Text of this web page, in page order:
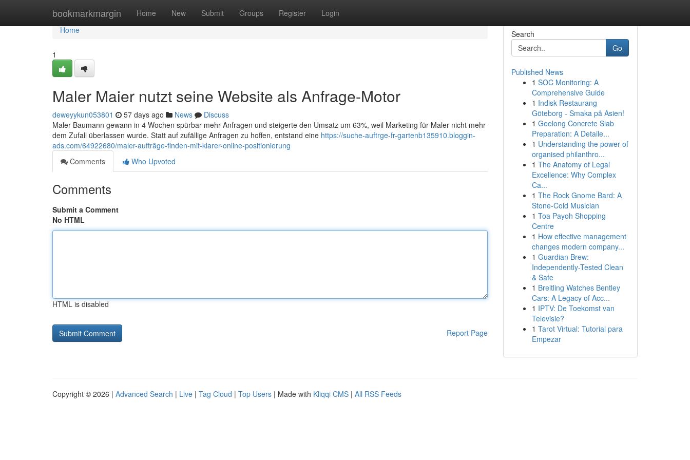
bookmarkmargin Home New Submit Groups Register Login
Home
Home
1
Maler Maier nutzt seine Website als Anfrage-Motor
deweyykun053801 57 days ago News
Discuss
Maler Baumann gewann in 4 Wochen spürbar mehr Anfragen und steigerte den Umsatz um 63%, weil Marketing für Maler nicht mehr
dem Zufall überlassen wurde. Statt auf zufällige Anfragen zu hoffen, entstand eine https://suche-auftrge-fr-gartenb135910.bloggin-
ads.com/64922680/maler-aufträge-finden-mit-klarer-online-positionierung
Comments
Who Upvoted
Comments
Submit a Comment
No HTML
HTML is disabled
Report Page
Search
Go
Published News
1 SOC Monitoring: A
Comprehensive Guide
1 Indisk Restaurang
Göteborg - Smaka på Asien!
1 Geelong Concrete Slab
Preparation: A Detaile...
1 Understanding the power of
organised philanthro...
1 The Anatomy of Legal
Excellence: Why Complex
Ca...
1 The Rock Gnome Bard: A
Stone-Cold Musician
1 Toa Payoh Shopping
Centre
1 How effective management
changes modern company...
1 Guardian Brew:
Independently-Tested Clean
& Safe
1 Breitling Watches Bentley
Cars: A Legacy of Acc...
1 IPTV: De Toekomst van
Televisie?
1 Tarot Virtual: Tutorial para
Empezar
Copyright © 2026 | Advanced Search | Live | Tag Cloud | Top Users | Made with Kliqqi CMS | All RSS Feeds